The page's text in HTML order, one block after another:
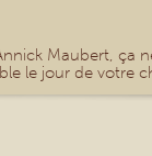
Maubert, ça
le jour de votre